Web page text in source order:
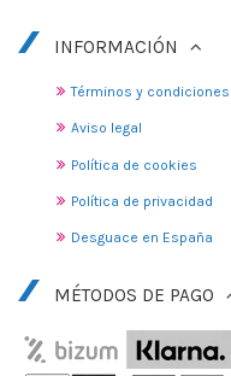
INFORMACIÓN
Términos y condiciones
Aviso legal
Política de cookies
Política de privacidad
Desguace en España
MÉTODOS DE PAGO